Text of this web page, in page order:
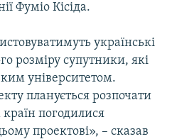
Фуміо Кісіда.
українські
розміру супутники, які
університетом.
планується розпочати
погодилися
проектові», – сказав